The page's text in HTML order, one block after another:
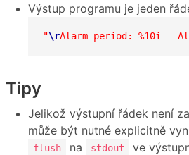
Výstup programu je jeden
"\rAlarm period: %10i
Tipy
Jelikož výstupní řádek není
může být nutné explicitně
flush na stdout ve